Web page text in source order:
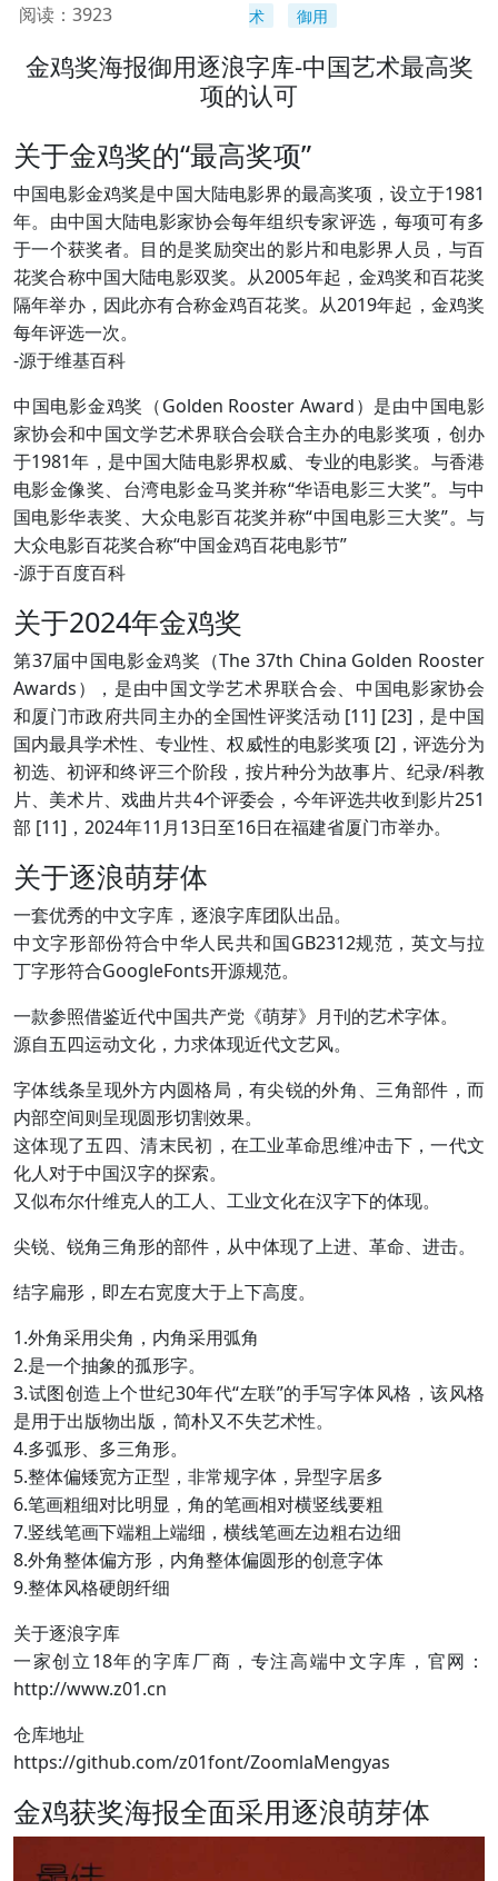
阅读： 3923 术 御用
金鸡奖海报御用逐浪字库-中国艺术最高奖
项的认可
关于金鸡奖的“最高奖项”
中国电影金鸡奖是中国大陆电影界的最高奖项，设立于1981
年。由中国大陆电影家协会每年组织专家评选，每项可有多
于一个获奖者。目的是奖励突出的影片和电影界人员，与百
花奖合称中国大陆电影双奖。从2005年起，金鸡奖和百花奖
隔年举办，因此亦有合称金鸡百花奖。从2019年起，金鸡奖
每年评选一次。
-源于维基百科
中国电影金鸡奖（Golden Rooster Award）是由中国电影
家协会和中国文学艺术界联合会联合主办的电影奖项，创办
于1981年，是中国大陆电影界权威、专业的电影奖。与香港
电影金像奖、台湾电影金马奖并称“华语电影三大奖”。与中
国电影华表奖、大众电影百花奖并称“中国电影三大奖”。与
大众电影百花奖合称“中国金鸡百花电影节”
-源于百度百科
关于2024年金鸡奖
第37届中国电影金鸡奖（The 37th China Golden Rooster
Awards），是由中国文学艺术界联合会、中国电影家协会
和厦门市政府共同主办的全国性评奖活动 [11] [23]，是中国
国内最具学术性、专业性、权威性的电影奖项 [2]，评选分为
初选、初评和终评三个阶段，按片种分为故事片、纪录/科教
片、美术片、戏曲片共4个评委会，今年评选共收到影片251
部 [11]，2024年11月13日至16日在福建省厦门市举办。
关于逐浪萌芽体
一套优秀的中文字库，逐浪字库团队出品。
中文字形部份符合中华人民共和国GB2312规范，英文与拉
丁字形符合GoogleFonts开源规范。
一款参照借鉴近代中国共产党《萌芽》月刊的艺术字体。
源自五四运动文化，力求体现近代文艺风。
字体线条呈现外方内圆格局，有尖锐的外角、三角部件，而
内部空间则呈现圆形切割效果。
这体现了五四、清末民初，在工业革命思维冲击下，一代文
化人对于中国汉字的探索。
又似布尔什维克人的工人、工业文化在汉字下的体现。
尖锐、锐角三角形的部件，从中体现了上进、革命、进击。
结字扁形，即左右宽度大于上下高度。
1.外角采用尖角，内角采用弧角
2.是一个抽象的孤形字。
3.试图创造上个世纪30年代“左联”的手写字体风格，该风格
是用于出版物出版，简朴又不失艺术性。
4.多弧形、多三角形。
5.整体偏矮宽方正型，非常规字体，异型字居多
6.笔画粗细对比明显，角的笔画相对横竖线要粗
7.竖线笔画下端粗上端细，横线笔画左边粗右边细
8.外角整体偏方形，内角整体偏圆形的创意字体
9.整体风格硬朗纤细
关于逐浪字库
一家创立18年的字库厂商，专注高端中文字库，官网：
http://www.z01.cn
仓库地址
https://github.com/z01font/ZoomlaMengyas
金鸡获奖海报全面采用逐浪萌芽体